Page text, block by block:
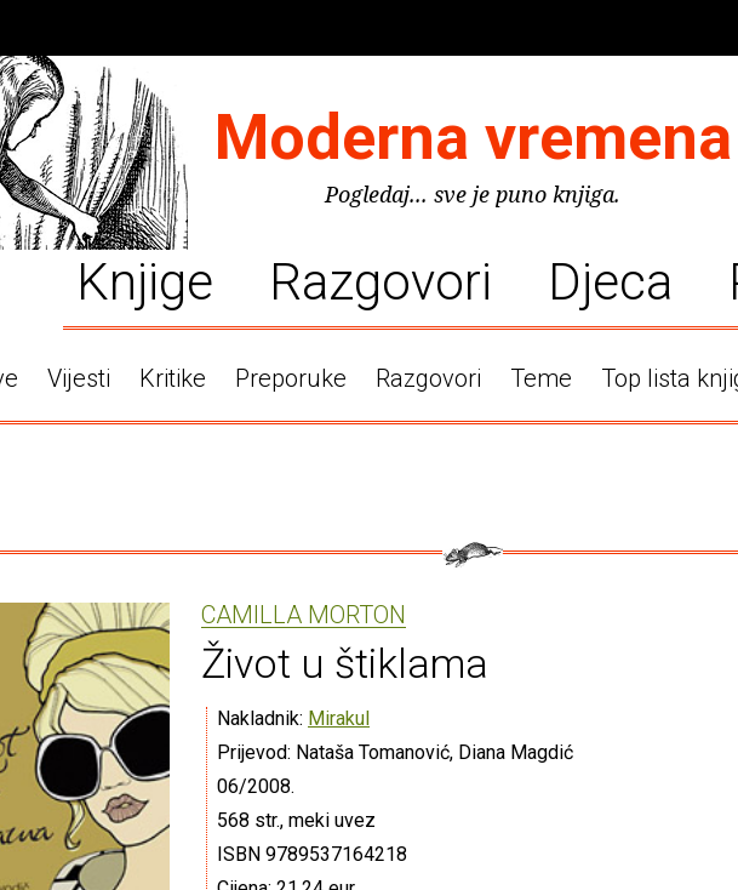
Moderna vremena
Pogledaj... sve je puno knjiga.
Knjige Razgovori Djeca
Vijesti Kritike Preporuke Razgovori Teme Top lista
CAMILLA MORTON
Život u štiklama
Nakladnik: Mirakul
Prijevod: Nataša Tomanović, Diana Magdić
06/2008.
568 str., meki uvez
ISBN 9789537164218